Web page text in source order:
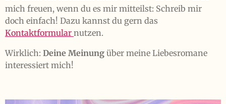
mich freuen, wenn du es mir mitteilst: Schreib mir
doch einfach! Dazu kannst du gern das
Kontaktformular nutzen.
Wirklich: Deine Meinung über meine Liebesromane
interessiert mich!